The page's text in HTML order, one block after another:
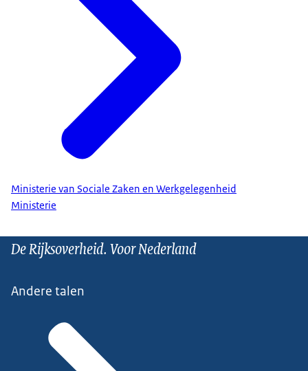
Ministerie van Sociale Zaken en Werkgelegenheid
Ministerie
De Rijksoverheid. Voor Nederland
Andere talen